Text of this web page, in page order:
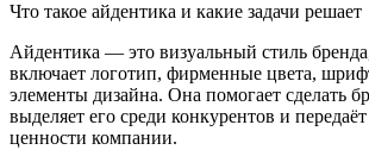
Что такое айдентика и какие задачи решает
Айдентика — это визуальный стиль
включает логотип, фирменные цвета,
элементы дизайна. Она помогает сделать
выделяет его среди конкурентов и
ценности компании.